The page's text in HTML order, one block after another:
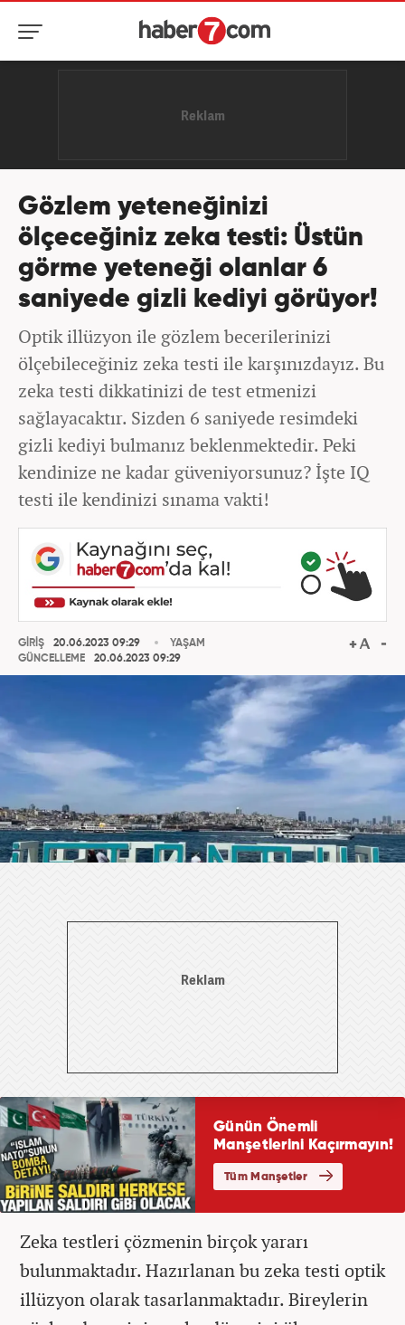
Gözlem yeteneğinizi
ölçeceğiniz zeka testi: Üstün
görme yeteneği olanlar 6
saniyede gizli kediyi görüyor!
Optik illüzyon ile gözlem becerilerinizi
ölçebileceğiniz zeka testi ile karşınızdayız. Bu
zeka testi dikkatinizi de test etmenizi
sağlayacaktır. Sizden 6 saniyede resimdeki
gizli kediyi bulmanız beklenmektedir. Peki
kendinize ne kadar güveniyorsunuz? İşte IQ
testi ile kendinizi sınama vakti!
GİRİŞ
20.06.2023 09:29
GÜNCELLEME
20.06.2023 09:29
YAŞAM
Zeka testleri çözmenin birçok yararı
bulunmaktadır. Hazırlanan bu zeka testi optik
illüzyon olarak tasarlanmaktadır. Bireylerin